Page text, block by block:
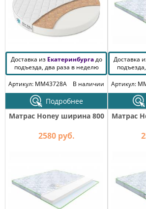
Доставка из Екатеринбургадо
подъезда, два раза в неделю
Артикул: MM43728A
В наличии
Подробнее
Доставка
Артикул:
Матрас Honey ширина 800
2580 руб.
Матрас
ТУАЛЕТНЫЕ
СТОЛИКИ
БАНКЕТКИ
ДИВАНЧИКИ
САДОВАЯ
МЕБЕЛЬ
ЗЕРКАЛА